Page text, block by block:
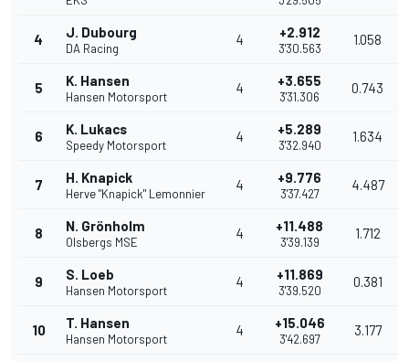
4 J. Dubourg
DA Racing
4 +2.912
3'30.563
1.058
5 K. Hansen
Hansen Motorsport
4 +3.655
3'31.306
0.743
6 K. Lukacs
Speedy Motorsport
4 +5.289
3'32.940
1.634
7 H. Knapick
Herve "Knapick" Lemonnier
4 +9.776
3'37.427
4.487
8 N. Grönholm
Olsbergs MSE
4 +11.488
3'39.139
1.712
9 S. Loeb
Hansen Motorsport
4 +11.869
3'39.520
0.381
10 T. Hansen
Hansen Motorsport
4 +15.046
3'42.697
3.177